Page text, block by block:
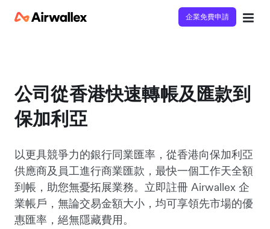
企業免費申請
公司從香港快速轉帳及匯款到
保加利亞
以更具競爭力的銀行同業匯率，從香港向保加利亞
供應商及員工進行商業匯款，最快一個工作天全額
到帳，助您無憂拓展業務。立即註冊 Airwallex 企
業帳戶，無論交易金額大小，均可享領先市場的優
惠匯率，絕無隱藏費用。